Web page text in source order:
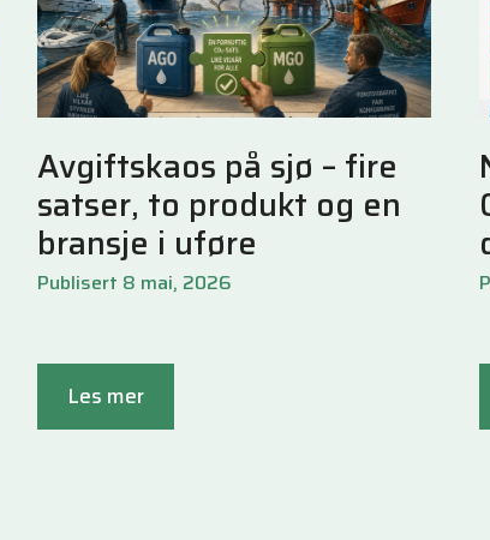
Avgiftskaos på sjø – fire
satser, to produkt og en
bransje i uføre
Publisert 8 mai, 2026
Les mer